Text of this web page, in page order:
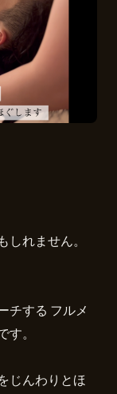
しれません。
チする フルメ
す。
じんわりとほ